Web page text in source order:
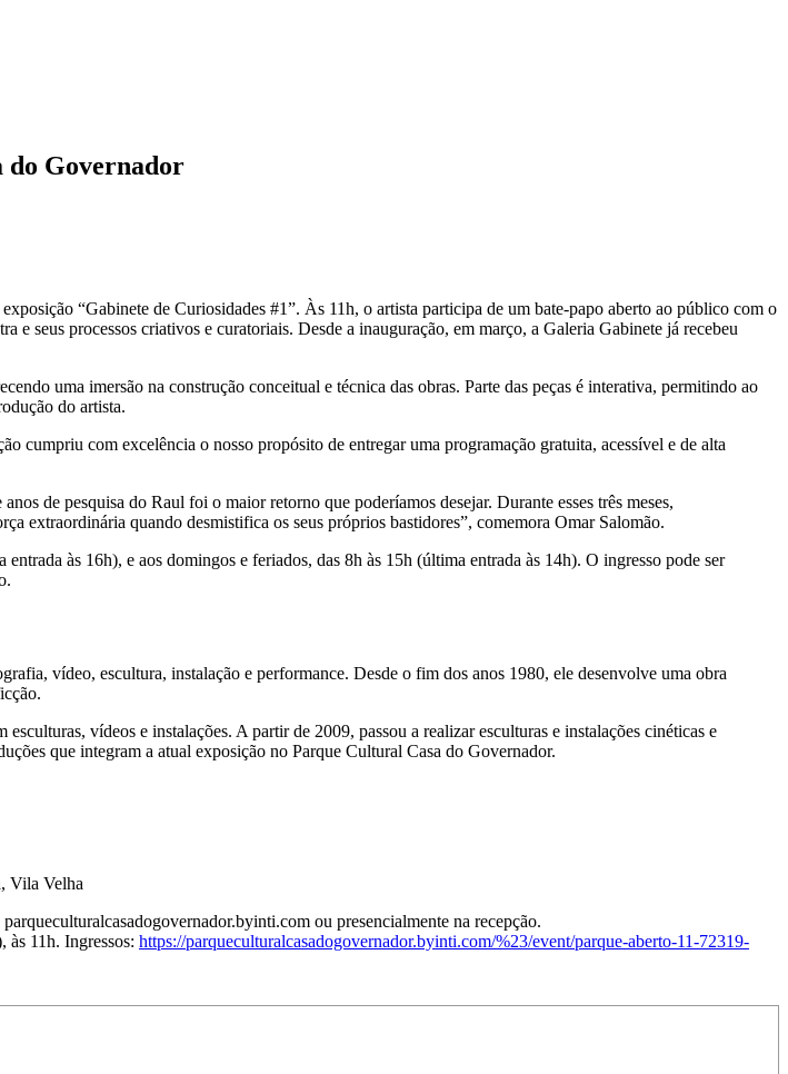
do Governador
“Gabinete de Curiosidades #1”. Às 11h, o artista participa de um bate-papo aberto ao público com o
seus processos criativos e curatoriais. Desde a inauguração, em março, a Galeria Gabinete já recebeu
uma imersão na construção conceitual e técnica das obras. Parte das peças é interativa, permitindo ao
do artista.
cumpriu com excelência o nosso propósito de entregar uma programação gratuita, acessível e de alta
de pesquisa do Raul foi o maior retorno que poderíamos desejar. Durante esses três meses,
extraordinária quando desmistifica os seus próprios bastidores”, comemora Omar Salomão.
às 16h), e aos domingos e feriados, das 8h às 15h (última entrada às 14h). O ingresso pode ser
vídeo, escultura, instalação e performance. Desde o fim dos anos 1980, ele desenvolve uma obra
vídeos e instalações. A partir de 2009, passou a realizar esculturas e instalações cinéticas e
que integram a atual exposição no Parque Cultural Casa do Governador.
Vila Velha
ou presencialmente na recepção.
11h. Ingressos: https://parqueculturalcasadogovernador.byinti.com/%23/event/parque-aberto-11-72319-